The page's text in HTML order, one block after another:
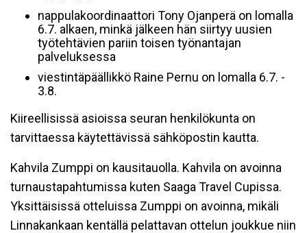
nappulakoordinaattori Tony Ojanperä on lomalla
6.7. alkaen, minkä jälkeen hän siirtyy uusien
työtehtävien pariin toisen työnantajan
palveluksessa
viestintäpäällikkö Raine Pernu on lomalla 6.7. -
3.8.
Kiireellisissä asioissa seuran henkilökunta on
tarvittaessa käytettävissä sähköpostin kautta.
Kahvila Zumppi on kausitauolla. Kahvila on avoinna
turnaustapahtumissa kuten Saaga Travel Cupissa.
Yksittäisissä otteluissa Zumppi on avoinna, mikäli
Linnakankaan kentällä pelattavan ottelun joukkue niin